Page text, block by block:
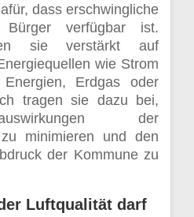
dass erschwingliche
verfügbar ist.
sie verstärkt auf
wie Strom
Erdgas oder
tragen sie dazu bei,
der
minimieren und den
der Kommune zu
Luftqualität darf